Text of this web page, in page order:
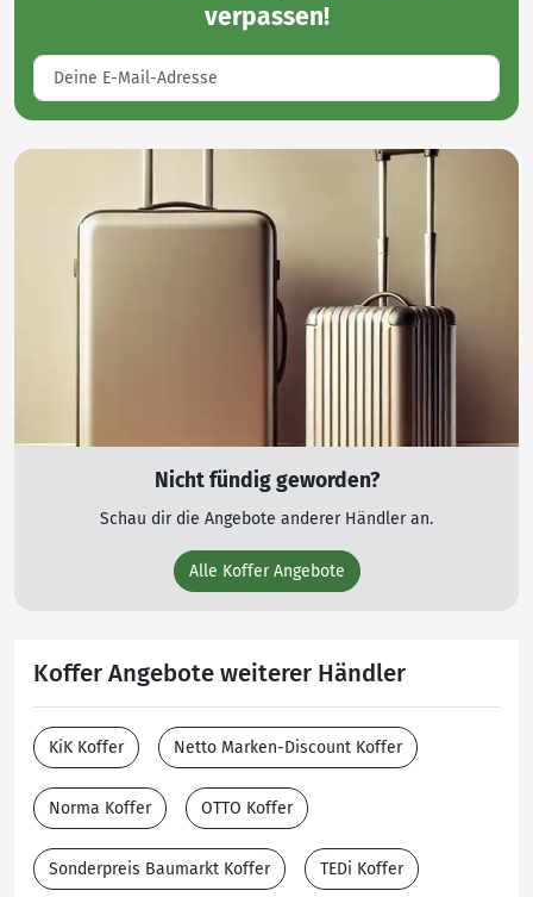
verpassen!
Nicht fündig geworden?
Schau dir die Angebote anderer Händler an.
Alle Koffer Angebote
Koffer Angebote weiterer Händler
KiK Koffer Netto Marken-Discount Koffer
Norma Koffer OTTO Koffer
Sonderpreis Baumarkt Koffer TEDi Koffer